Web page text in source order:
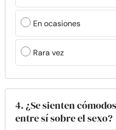
En ocasiones
Rara vez
4. ¿Se sienten
entre sí sobre el sexo?